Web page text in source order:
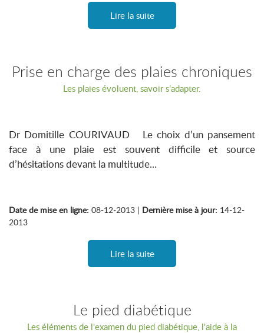
Lire la suite
Prise en charge des plaies chroniques
Les plaies évoluent, savoir s’adapter.
Dr Domitille COURIVAUD Le choix d’un pansement
face à une plaie est souvent difficile et source
d’hésitations devant la multitude...
Date de mise en ligne: 08-12-2013 | Dernière mise à jour: 14-12-
2013
Lire la suite
Le pied diabétique
Les éléments de l'examen du pied diabétique, l'aide à la